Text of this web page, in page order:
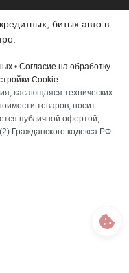
битых авто в
• Согласие на обработку
Cookie
касающаяся технических
товаров, носит
публичной офертой,
Гражданского кодекса РФ.